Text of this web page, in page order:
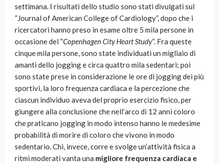
settimana. I risultati dello studio sono stati divulgati sul
“Journal of American College of Cardiology”, dopo che i
ricercatori hanno preso in esame oltre 5 mila persone in
occasione del “Copenhagen City Heart Study“. Fra queste
cinque mila persone, sono state individuati un migliaio di
amanti dello jogging e circa quattro mila sedentari; poi
sono state prese in considerazione le ore di jogging dei più
sportivi, la loro frequenza cardiaca e la percezione che
ciascun individuo aveva del proprio esercizio fisico, per
giungere alla conclusione che nell’arco di 12 anni coloro
che praticano jogging in modo intenso hanno le medesime
probabilità di morire di coloro che vivono in modo
sedentario. Chi, invece, corre e svolge un’attività fisica a
ritmi moderati vanta una migliore frequenza cardiaca e